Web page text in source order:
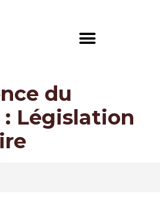
du
Législation